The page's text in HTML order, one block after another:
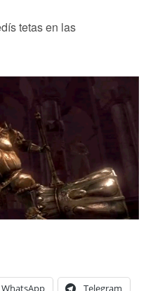
tetas en las
WhatsApp Telegram